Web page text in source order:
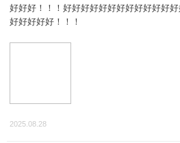
好好好！！！好好好好好好好好好好好好
好好好好好！！！
2025.08.28